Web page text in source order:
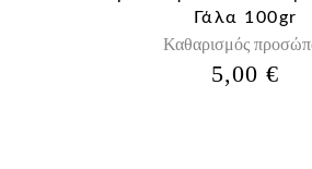
Γάλα 100gr
Καθαρισμός
5,00€